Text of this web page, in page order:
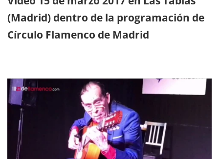
(Madrid) dentro de la programación de
Círculo Flamenco de Madrid